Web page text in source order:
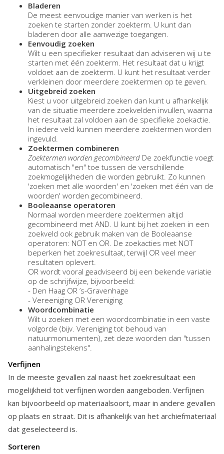
Bladeren
De meest eenvoudige manier van werken is het
zoeken te starten zonder zoekterm. U kunt dan
bladeren door alle aanwezige toegangen.
Eenvoudig zoeken
Wilt u een specifieker resultaat dan adviseren wij u te
starten met één zoekterm. Het resultaat dat u krijgt
voldoet aan de zoekterm. U kunt het resultaat verder
verkleinen door meerdere zoektermen op te geven.
Uitgebreid zoeken
Kiest u voor uitgebreid zoeken dan kunt u afhankelijk
van de situatie meerdere zoekvelden invullen, waarna
het resultaat zal voldoen aan de specifieke zoekactie.
In iedere veld kunnen meerdere zoektermen worden
ingevuld.
Zoektermen combineren
Zoektermen worden gecombineerd De zoekfunctie voegt
automatisch "en" toe tussen de verschillende
zoekmogelijkheden die worden gebruikt. Zo kunnen
'zoeken met alle woorden' en 'zoeken met één van de
woorden' worden gecombineerd.
Booleaanse operatoren
Normaal worden meerdere zoektermen altijd
gecombineerd met AND. U kunt bij het zoeken in een
zoekveld ook gebruik maken van de Booleaanse
operatoren: NOT en OR. De zoekacties met NOT
beperken het zoekresultaat, terwijl OR veel meer
resultaten oplevert.
OR wordt vooral geadviseerd bij een bekende variatie
op de schrijfwijze, bijvoorbeeld:
- Den Haag OR ’s-Gravenhage
- Vereeniging OR Vereniging
Woordcombinatie
Wilt u zoeken met een woordcombinatie in een vaste
volgorde (bijv. Vereniging tot behoud van
natuurmonumenten), zet deze woorden dan "tussen
aanhalingstekens".
Verfijnen
In de meeste gevallen zal naast het zoekresultaat een
mogelijkheid tot verfijnen worden aangeboden. Verfijnen
kan bijvoorbeeld op materiaalsoort, maar in andere gevallen
op plaats en straat. Dit is afhankelijk van het archiefmateriaal
dat geselecteerd is.
Sorteren